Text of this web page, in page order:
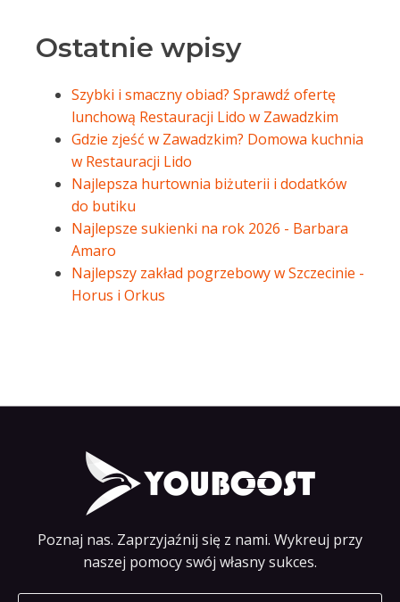
Ostatnie wpisy
Szybki i smaczny obiad? Sprawdź ofertę
lunchową Restauracji Lido w Zawadzkim
Gdzie zjeść w Zawadzkim? Domowa kuchnia
w Restauracji Lido
Najlepsza hurtownia biżuterii i dodatków
do butiku
Najlepsze sukienki na rok 2026 - Barbara
Amaro
Najlepszy zakład pogrzebowy w Szczecinie -
Horus i Orkus
Poznaj nas. Zaprzyjaźnij się z nami. Wykreuj przy
naszej pomocy swój własny sukces.